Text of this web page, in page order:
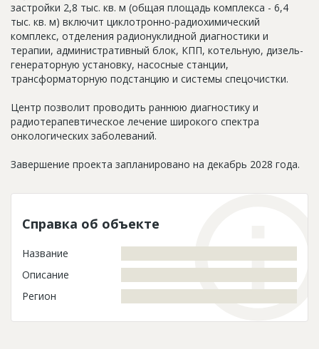
Личный кабинет
застройки 2,8 тыс. кв. м (общая площадь комплекса - 6,4
тыс. кв. м) включит циклотронно-радиохимический
комплекс, отделения радионуклидной диагностики и
терапии, административный блок, КПП, котельную, дизель-
генераторную установку, насосные станции,
трансформаторную подстанцию и системы спецочистки.
Центр позволит проводить раннюю диагностику и
радиотерапевтическое лечение широкого спектра
онкологических заболеваний.
Завершение проекта запланировано на декабрь 2028 года.
Справка об объекте
Название
Описание
Регион